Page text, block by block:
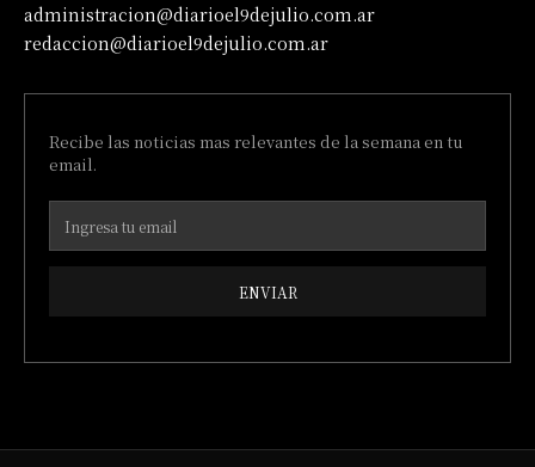
administracion@diarioel9dejulio.com.ar
redaccion@diarioel9dejulio.com.ar
Recibe las noticias mas relevantes de la semana en tu
email.
ENVIAR